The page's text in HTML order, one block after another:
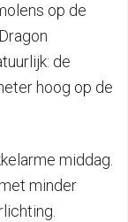
op de
de
hoog op de
middag.
minder